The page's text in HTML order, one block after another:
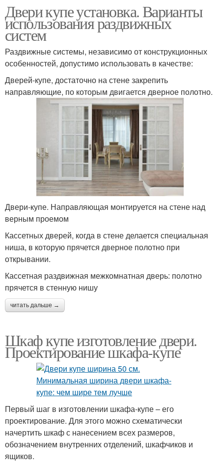
Двери купе установка. Варианты
использования раздвижных
систем
Раздвижные системы, независимо от конструкционных
особенностей, допустимо использовать в качестве:
Дверей-купе, достаточно на стене закрепить
направляющие, по которым двигается дверное полотно.
Двери-купе. Направляющая монтируется на стене над
верным проемом
Кассетных дверей, когда в стене делается специальная
ниша, в которую прячется дверное полотно при
открывании.
Кассетная раздвижная межкомнатная дверь: полотно
прячется в стенную нишу
читать дальше →
Шкаф купе изготовление двери.
Проектирование шкафа-купе
Первый шаг в изготовлении шкафа-купе – его
проектирование. Для этого можно схематически
начертить шкаф с нанесением всех размеров,
обозначением внутренних отделений, шкафчиков и
ящиков.